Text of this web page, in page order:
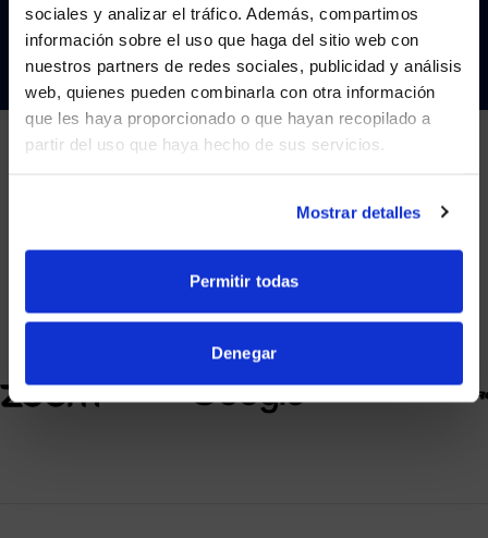
sociales y analizar el tráfico. Además, compartimos
información sobre el uso que haga del sitio web con
nuestros partners de redes sociales, publicidad y análisis
web, quienes pueden combinarla con otra información
que les haya proporcionado o que hayan recopilado a
partir del uso que haya hecho de sus servicios.
Mostrar detalles
Permitir todas
Denegar
CONTÁCTENOS
Nos asociamos con los principales proveedores de
WE NOTICED YOU'RE IN USA.
instead?
YES, TAKE ME THERE
NO, STAY ON THIS SITE